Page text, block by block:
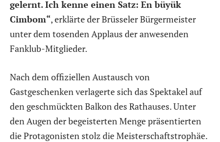
gelernt. Ich kenne einen Satz: En büyük
Cimbom“, erklärte der Brüsseler Bürgermeister
unter dem tosenden Applaus der anwesenden
Fanklub-Mitglieder.
Nach dem offiziellen Austausch von
Gastgeschenken verlagerte sich das Spektakel auf
den geschmückten Balkon des Rathauses. Unter
den Augen der begeisterten Menge präsentierten
die Protagonisten stolz die Meisterschaftstrophäe.